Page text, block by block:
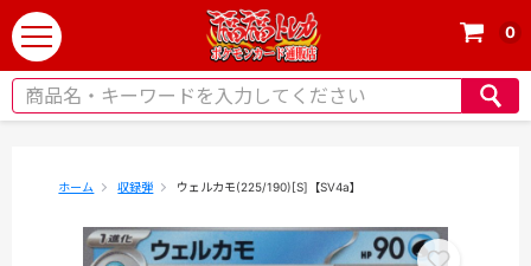
t
o
g
0
ホーム 収録弾 ウェルカモ(225/190)[S]【SV4a】